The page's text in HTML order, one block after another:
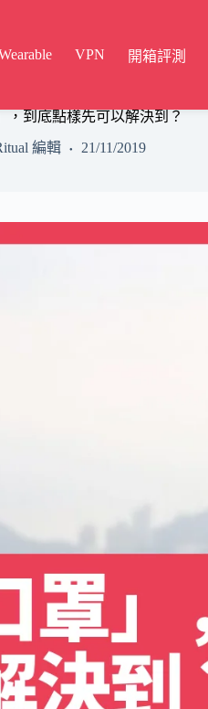
VPN 開箱評測
，到底點樣先可以解決到？
編輯
21/11/2019